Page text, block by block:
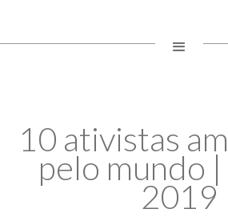
10 ativistas
pelo mundo |
2019